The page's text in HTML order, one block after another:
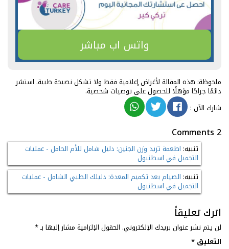
واتس اب مباشر
ملحوظة: هذه المقالة لأغراض إعلامية فقط ولا تشكل نصيحة طبية. استشر
دائمًا جراحًا مؤهلًا للحصول على توصيات شخصية.
شارك الآن :
2 Comments
تنبيه: اطعمة تزيد وزن الجنين: دليل شامل للأم الحامل - عمليات
التجميل في اسطنبول
تنبيه: الصيام بعد تكميم المعدة: دليلك الطبي الشامل - عمليات
التجميل في اسطنبول
اترك تعليقاً
لن يتم نشر عنوان بريدك الإلكتروني. الحقول الإلزامية مشار إليها بـ*
التعليق *